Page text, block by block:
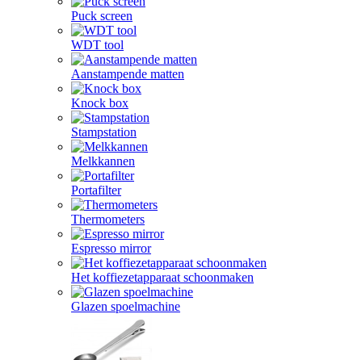
Puck screen
WDT tool
Aanstampende matten
Knock box
Stampstation
Melkkannen
Portafilter
Thermometers
Espresso mirror
Het koffiezetapparaat schoonmaken
Glazen spoelmachine